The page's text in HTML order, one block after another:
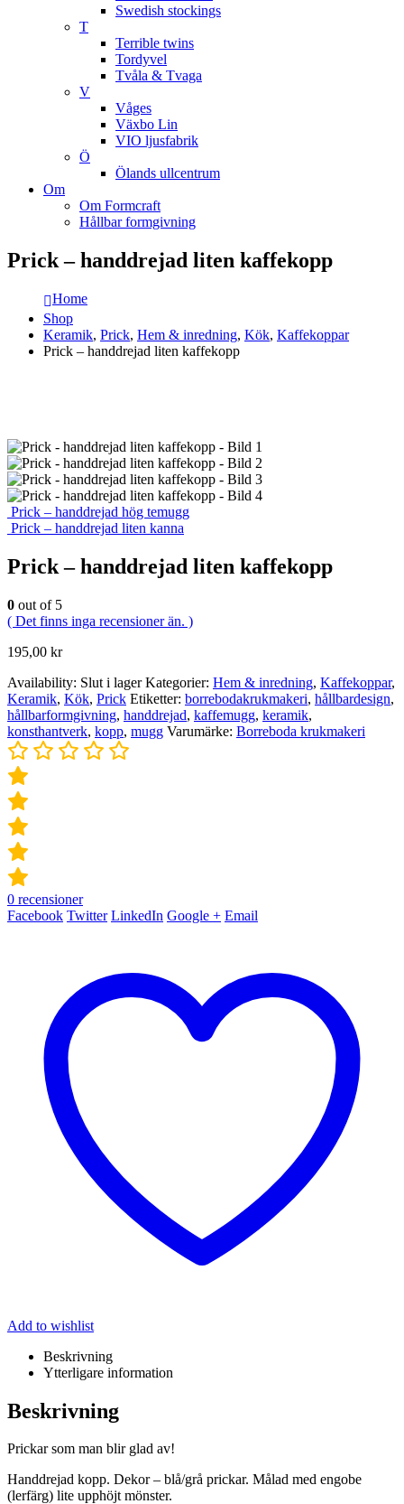
Swedish stockings
T
Terrible twins
Tordyvel
Tvåla & Tvaga
V
Våges
Växbo Lin
VIO ljusfabrik
Ö
Ölands ullcentrum
Om
Om Formcraft
Hållbar formgivning
Prick – handdrejad liten kaffekopp
Home
Shop
Keramik, Prick, Hem & inredning, Kök, Kaffekoppar
Prick – handdrejad liten kaffekopp
Prick – handdrejad hög temugg
Prick – handdrejad liten kanna
Prick – handdrejad liten kaffekopp
0 out of 5
( Det finns inga recensioner än. )
195,00 kr
Availability: Slut i lager Kategorier: Hem & inredning, Kaffekoppar,
Keramik, Kök, Prick Etiketter: borrebodakrukmakeri, hållbardesign,
hållbarformgivning, handdrejad, kaffemugg, keramik,
konsthantverk, kopp, mugg Varumärke: Borreboda krukmakeri
0 recensioner
Facebook Twitter LinkedIn Google + Email
Add to wishlist
Beskrivning
Ytterligare information
Beskrivning
Prickar som man blir glad av!
Handdrejad kopp. Dekor – blå/grå prickar. Målad med engobe
(lerfärg) lite upphöjt mönster.